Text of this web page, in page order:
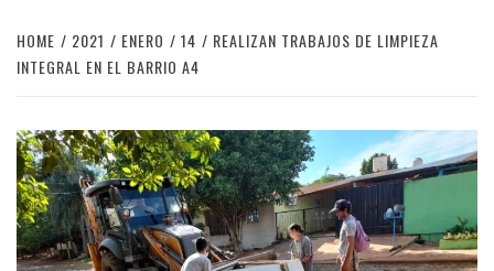
HOME 2021 ENERO 14
REALIZAN TRABAJOS DE LIMPIEZA
INTEGRAL EN EL BARRIO A4